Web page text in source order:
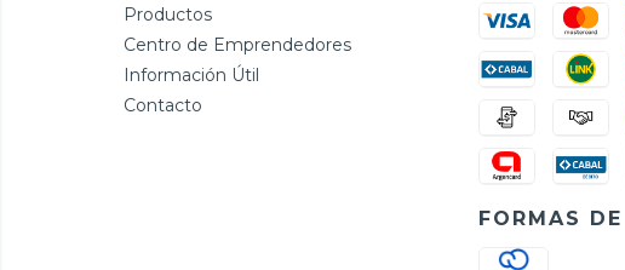
Productos
Centro de Emprendedores
Información Útil
Contacto
FORMAS